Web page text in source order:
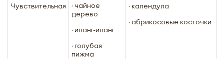
Чувствительная
· чайное
дерево
· иланг-иланг
· голубая
пижма
· календула
· абрикосовые косточки